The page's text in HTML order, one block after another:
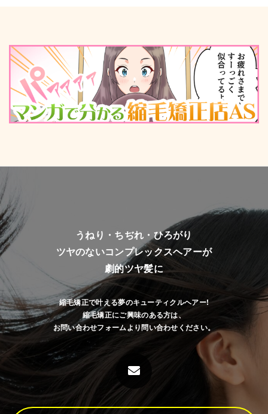
うねり・ちぢれ・ひろがり
ツヤのないコンプレックスヘアーが
劇的ツヤ髪に
縮毛矯正で叶える夢のキューティクルヘアー!
縮毛矯正にご興味のある方は、
お問い合わせフォームより問い合わせください。